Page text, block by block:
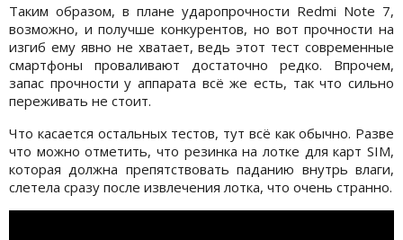
Таким образом, в плане ударопрочности Redmi Note 7,
возможно, и получше конкурентов, но вот прочности на
изгиб ему явно не хватает, ведь этот тест современные
смартфоны проваливают достаточно редко. Впрочем,
запас прочности у аппарата всё же есть, так что сильно
переживать не стоит.
Что касается остальных тестов, тут всё как обычно. Разве
что можно отметить, что резинка на лотке для карт SIM,
которая должна препятствовать паданию внутрь влаги,
слетела сразу после извлечения лотка, что очень странно.